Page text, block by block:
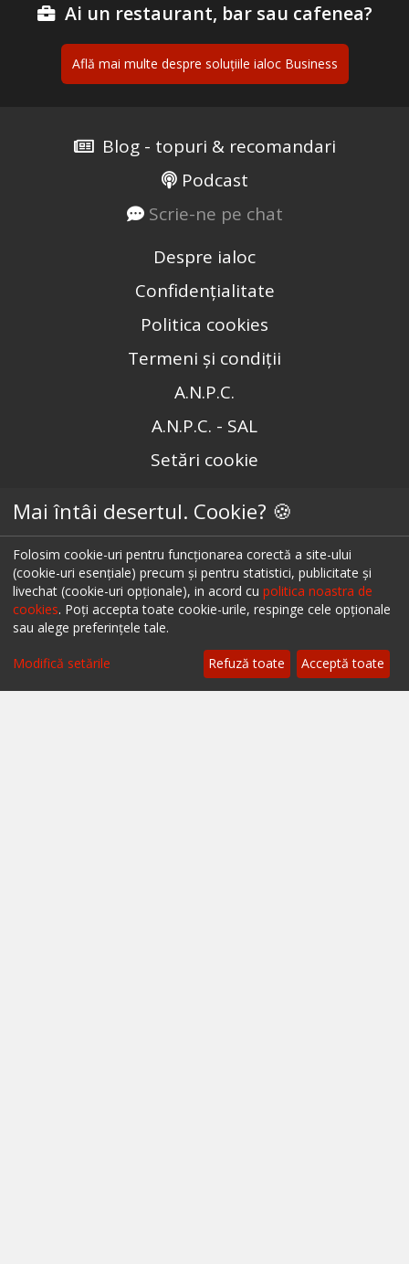
Ai un restaurant, bar sau cafenea?
Află mai multe despre soluțiile ialoc Business
Blog - topuri & recomandari
Podcast
Scrie-ne pe chat
Despre ialoc
Confidențialitate
Politica cookies
Termeni și condiții
A.N.P.C.
A.N.P.C. - SAL
Setări cookie
Restaurante București
Restaurante Cluj
Restaurante Timișoara
Restaurante Brașov
Restaurante Iași
Restaurante Sibiu
Mai întâi desertul. Cookie? 🍪
Folosim cookie-uri pentru funcționarea corectă a site-ului
(cookie-uri esențiale) precum și pentru statistici, publicitate și
livechat (cookie-uri opționale), in acord cu politica noastra de
cookies. Poți accepta toate cookie-urile, respinge cele opționale
sau alege preferințele tale.
Modifică setările Refuză toate Acceptă toate